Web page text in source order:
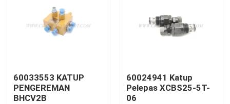
60033553 KATUP
PENGEREMAN
BHCV2B
60024941 Katup
Pelepas XCBS25-5T-
06